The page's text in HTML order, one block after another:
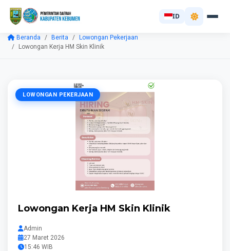
ID
Beranda Berita
Lowongan Pekerjaan
Lowongan Kerja HM Skin Klinik
LOWONGAN PEKERJAAN
Lowongan Kerja HM Skin Klinik
Admin
27 Maret 2026
15:46 WIB